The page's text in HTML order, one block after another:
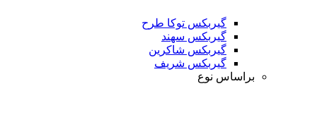
گیربکس توکا طرح
گیربکس سهند
گیربکس شاکرین
گیربکس شریف
براساس نوع